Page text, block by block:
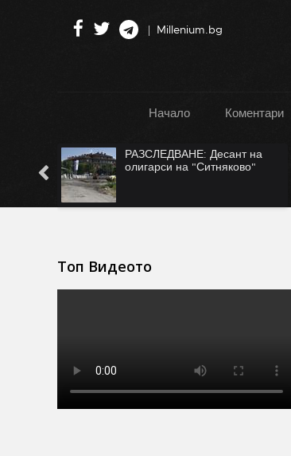
Millenium.bg
Начало Коментари
РАЗСЛЕДВАНЕ: Десант на
олигарси на "Ситняково"
Топ Видеото